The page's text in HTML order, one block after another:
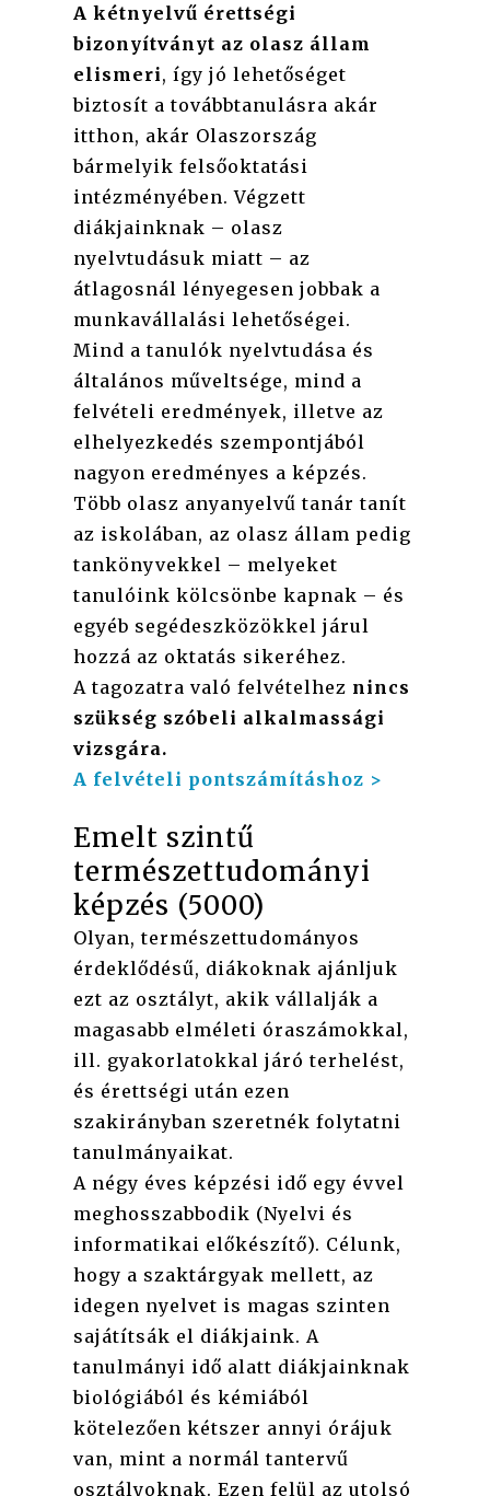
A kétnyelvű érettségi
bizonyítványt az olasz állam
elismeri, így jó lehetőséget
biztosít a továbbtanulásra akár
itthon, akár Olaszország
bármelyik felsőoktatási
intézményében. Végzett
diákjainknak – olasz
nyelvtudásuk miatt – az
átlagosnál lényegesen jobbak a
munkavállalási lehetőségei.
Mind a tanulók nyelvtudása és
általános műveltsége, mind a
felvételi eredmények, illetve az
elhelyezkedés szempontjából
nagyon eredményes a képzés.
Több olasz anyanyelvű tanár tanít
az iskolában, az olasz állam pedig
tankönyvekkel – melyeket
tanulóink kölcsönbe kapnak – és
egyéb segédeszközökkel járul
hozzá az oktatás sikeréhez.
A tagozatra való felvételhez nincs
szükség szóbeli alkalmassági
vizsgára.
A felvételi pontszámításhoz >
Emelt szintű
természettudományi
képzés (5000)
Olyan, természettudományos
érdeklődésű, diákoknak ajánljuk
ezt az osztályt, akik vállalják a
magasabb elméleti óraszámokkal,
ill. gyakorlatokkal járó terhelést,
és érettségi után ezen
szakirányban szeretnék folytatni
tanulmányaikat.
A négy éves képzési idő egy évvel
meghosszabbodik (Nyelvi és
informatikai előkészítő). Célunk,
hogy a szaktárgyak mellett, az
idegen nyelvet is magas szinten
sajátítsák el diákjaink. A
tanulmányi idő alatt diákjainknak
biológiából és kémiából
kötelezően kétszer annyi órájuk
van, mint a normál tantervű
osztályoknak. Ezen felül az utolsó